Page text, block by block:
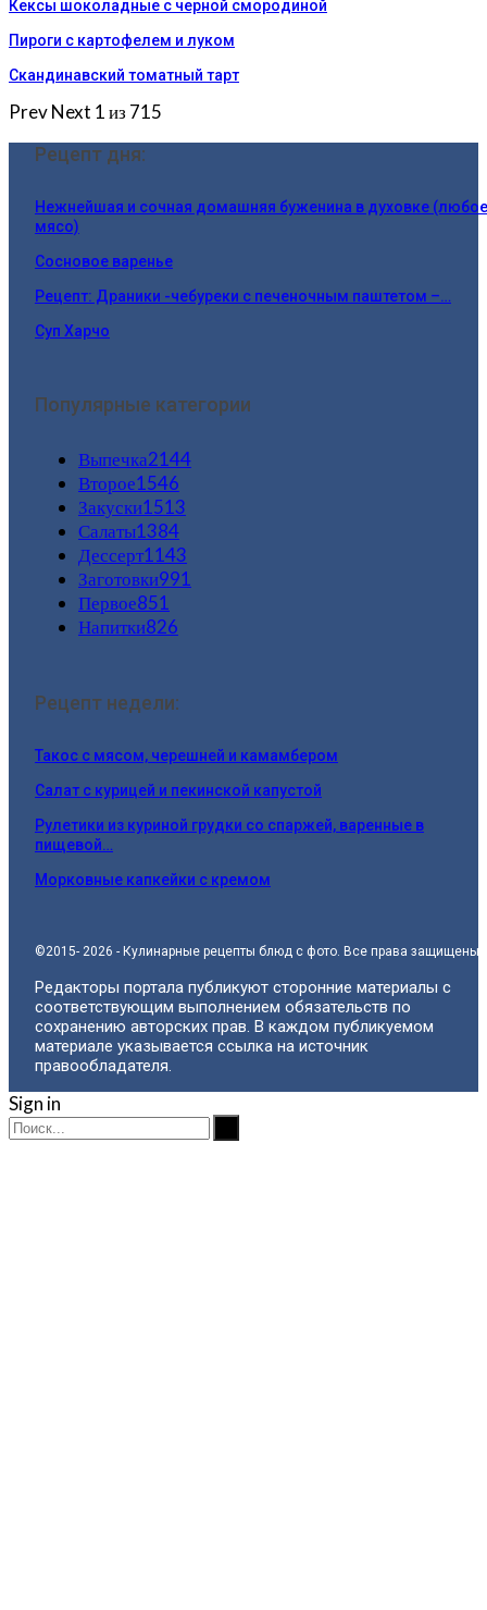
Кексы шоколадные с черной смородиной
Пироги c картофелем и луком
Скандинавский томатный тарт
PrevNext 1 из 715
Рецепт дня:
Нежнейшая и сочная домашняя буженина в духовке (любое
мясо)
Сосновое варенье
Рецепт: Драники -чебуреки с печеночным паштетом –…
Суп Харчо
Популярные категории
Выпечка2144
Второе1546
Закуски1513
Салаты1384
Дессерт1143
Заготовки991
Первое851
Напитки826
Рецепт недели:
Такос с мясом, черешней и камамбером
Салат с курицей и пекинской капустой
Рулетики из куриной грудки со спаржей, варенные в
пищевой…
Морковные капкейки с кремом
©2015- 2026 - Кулинарные рецепты блюд с фото. Все права защищены.
Редакторы портала публикуют сторонние материалы с
соответствующим выполнением обязательств по
сохранению авторских прав. В каждом публикуемом
материале указывается ссылка на источник
правообладателя.
Sign in